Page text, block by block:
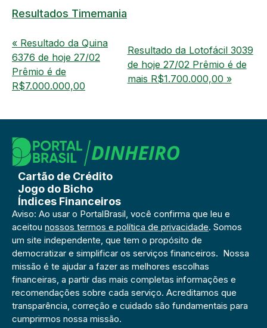
Resultados Timemania
« Resultado da Quina
6376 de hoje 27/02
Prêmio é de
R$7.000.000,00
Resultado da Lotofácil 3039
de hoje 27/02 Prêmio é de
mais R$1.700.000,00 »
Cartão de Crédito
Jogo do Bicho
Índices Financeiros
Aviso: Ao usar o PortalBrasil, você confirma que leu e
aceitou nossos termos e política de privacidade. Somos
um site independente, que tem o propósito de
democratizar e simplificar os serviços financeiros. Nossa
missão é te ajudar a fazer as melhores escolhas
financeiras, a partir das mais completas informações e
recomendações sobre cada serviço. Acreditamos que
transparência, correção e cuidado são fundamentais para
cumprirmos nossa missão.